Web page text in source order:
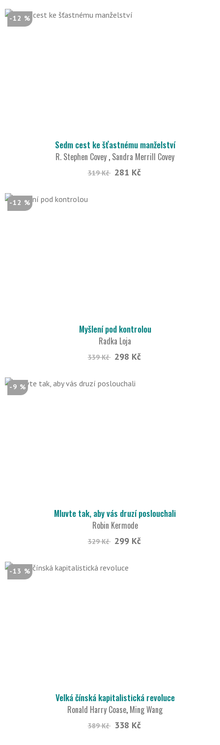
-12 %
Sedm cest ke šťastnému manželství
R. Stephen Covey , Sandra Merrill Covey
319 Kč 281 Kč
-12 %
Myšlení pod kontrolou
Radka Loja
339 Kč 298 Kč
-9 %
Mluvte tak, aby vás druzí poslouchali
Robin Kermode
329 Kč 299 Kč
-13 %
Velká čínská kapitalistická revoluce
Ronald Harry Coase, Ming Wang
389 Kč 338 Kč